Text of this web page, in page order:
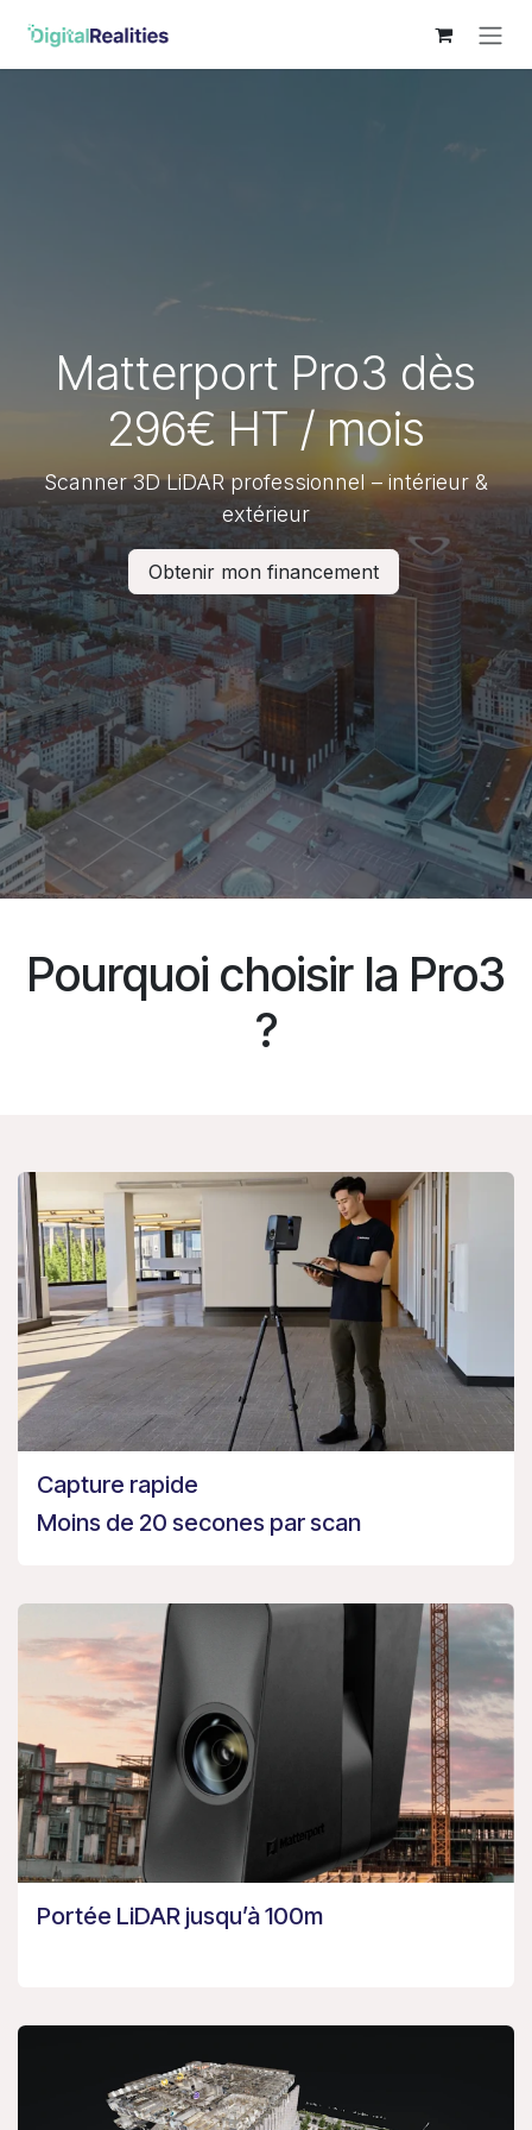
Matterport Pro3 dès
296€ HT / mois
Scanner 3D LiDAR professionnel – intérieur &
extérieur
Obtenir mon financement
Pourquoi choisir la Pro3
?
Capture rapide
Moins de 20 secones par scan
Portée LiDAR jusqu’à 100m